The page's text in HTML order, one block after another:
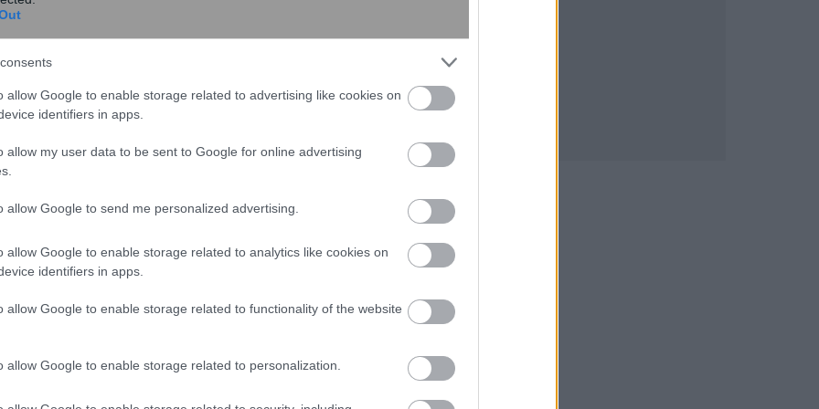
allow Google to enable storage related to advertising like cookies on
identifiers in apps.
allow my user data to be sent to Google for online advertising
allow Google to send me personalized advertising.
allow Google to enable storage related to analytics like cookies on
identifiers in apps.
allow Google to enable storage related to functionality of the website
allow Google to enable storage related to personalization.
την αρχή του έτους άλλαξαν χέρια 2.788
συμβόλαια σε πολλές περιπτώσεις κινούνται πολύ
διαμέρισμα 83 τ.μ του 5ου ορόφου στο
αγοράστηκε στην τιμή των 800.000 ευρώ ή 9.639
αξία στην συγκεκριμένη περιοχή ανέρχεται
πουλήθηκε σε τιμή υπερδιπλάσια της
55,30 τ.μ. στο Κουκάκι, του 1969, πουλήθηκε
όταν η τιμή ζώνης στη συγκεκριμένη περιοχή